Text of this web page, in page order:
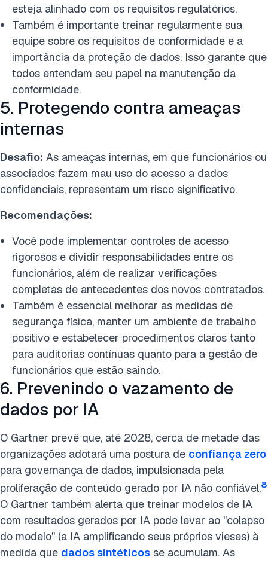
esteja alinhado com os requisitos regulatórios.
Também é importante treinar regularmente sua
equipe sobre os requisitos de conformidade e a
importância da proteção de dados. Isso garante que
todos entendam seu papel na manutenção da
conformidade.
5. Protegendo contra ameaças
internas
Desafio: As ameaças internas, em que funcionários ou
associados fazem mau uso do acesso a dados
confidenciais, representam um risco significativo.
Recomendações:
Você pode implementar controles de acesso
rigorosos e dividir responsabilidades entre os
funcionários, além de realizar verificações
completas de antecedentes dos novos contratados.
Também é essencial melhorar as medidas de
segurança física, manter um ambiente de trabalho
positivo e estabelecer procedimentos claros tanto
para auditorias contínuas quanto para a gestão de
funcionários que estão saindo.
6. Prevenindo o vazamento de
dados por IA
O Gartner prevê que, até 2028, cerca de metade das
organizações adotará uma postura de confiança zero
para governança de dados, impulsionada pela
proliferação de conteúdo gerado por IA não confiável.8
O Gartner também alerta que treinar modelos de IA
com resultados gerados por IA pode levar ao "colapso
do modelo" (a IA amplificando seus próprios vieses) à
medida que dados sintéticos se acumulam. As